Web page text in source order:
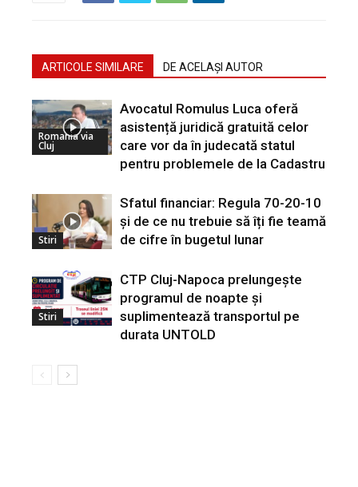
ARTICOLE SIMILARE DE ACELAȘI AUTOR
Romania via
Cluj
Avocatul Romulus Luca oferă
asistență juridică gratuită celor
care vor da în judecată statul
pentru problemele de la Cadastru
Stiri
Sfatul financiar: Regula 70-20-10
și de ce nu trebuie să îți fie teamă
de cifre în bugetul lunar
Stiri
CTP Cluj-Napoca prelungește
programul de noapte și
suplimentează transportul pe
durata UNTOLD